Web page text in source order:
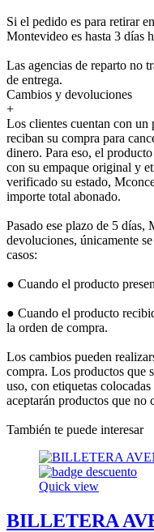
Si el pedido es para retirar
Montevideo es hasta 3 días
Las agencias de reparto no
de entrega.
Cambios y devoluciones
+
Los clientes cuentan con un
reciban su compra para
dinero. Para eso, el
con su empaque original y
verificado su estado,
importe total abonado.
Pasado ese plazo de 5 días,
devoluciones, únicamente
casos:
● Cuando el producto
● Cuando el producto
la orden de compra.
Los cambios pueden
compra. Los productos que
uso, con etiquetas
aceptarán productos que no
También te puede interesar
Quick view
BILLETERA